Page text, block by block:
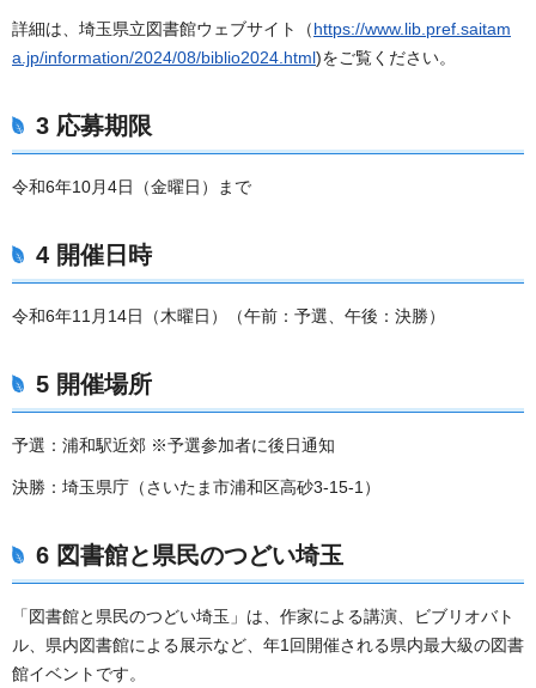
詳細は、埼玉県立図書館ウェブサイト（https://www.lib.pref.saitam
a.jp/information/2024/08/biblio2024.html)をご覧ください。
3 応募期限
令和6年10月4日（金曜日）まで
4 開催日時
令和6年11月14日（木曜日）（午前：予選、午後：決勝）
5 開催場所
予選：浦和駅近郊 ※予選参加者に後日通知
決勝：埼玉県庁（さいたま市浦和区高砂3-15-1）
6 図書館と県民のつどい埼玉
「図書館と県民のつどい埼玉」は、作家による講演、ビブリオバト
ル、県内図書館による展示など、年1回開催される県内最大級の図書
館イベントです。